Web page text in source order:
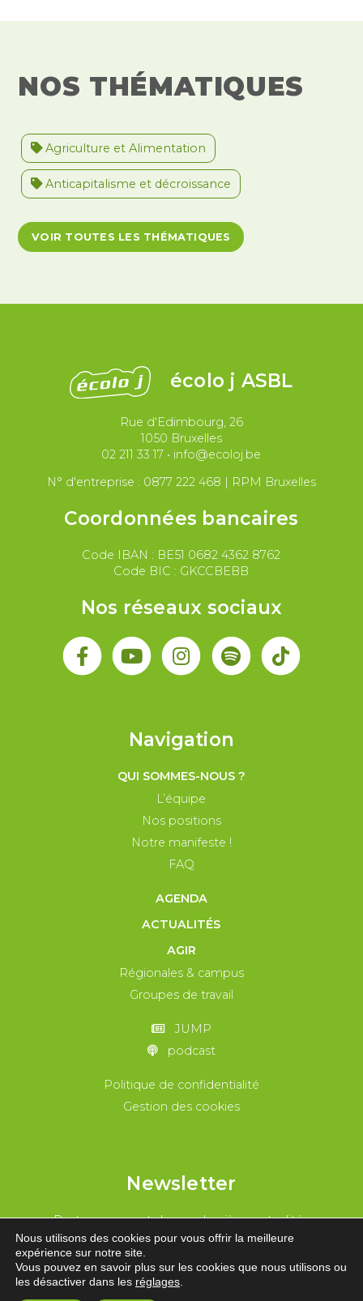
NOS THÉMATIQUES
Agriculture et Alimentation
Anticapitalisme et décroissance
Antiracisme et décolonisation
Antivalidisme Climat et environnement
Justice et violences policières
Migrations et asile
Paix et droit international
VOIR TOUTES LES THÉMATIQUES
écolo j ASBL
Rue d'Edimbourg, 26
1050 Bruxelles
02 211 33 17 • info@ecoloj.be
N° d'entreprise : 0877 222 468 | RPM Bruxelles
Coordonnées bancaires
Code IBAN : BE51 0682 4362 8762
Code BIC : GKCCBEBB
Nos réseaux sociaux
Navigation
QUI SOMMES-NOUS ?
L’équipe
Nos positions
Notre manifeste !
FAQ
AGENDA
ACTUALITÉS
AGIR
Régionales & campus
Groupes de travail
JUMP
podcast
Politique de confidentialité
Gestion des cookies
Newsletter
Reste au courant de nos dernières actualités
REJOINS-NOUS !
Nous utilisons des cookies pour vous offrir la meilleure
expérience sur notre site.
Vous pouvez en savoir plus sur les cookies que nous utilisons ou
les désactiver dans les réglages